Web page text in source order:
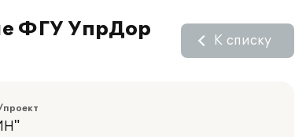
ФГУ УпрДор
К списку